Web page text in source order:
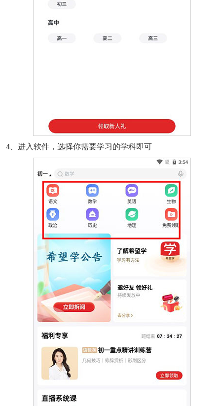
4、进入软件，选择你需要学习的学科即可